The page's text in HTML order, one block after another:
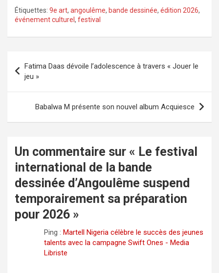
Étiquettes: 9e art, angoulême, bande dessinée, édition 2026,
événement culturel , festival
de
l’article
Fatima Daas dévoile l’adolescence à travers « Jouer le
jeu »
Babalwa M présente son nouvel album Acquiesce
Un commentaire sur « Le festival
international de la bande
dessinée d’Angoulême suspend
temporairement sa préparation
pour 2026 »
Ping : Martell Nigeria célèbre le succès des jeunes
talents avec la campagne Swift Ones - Media
Libriste